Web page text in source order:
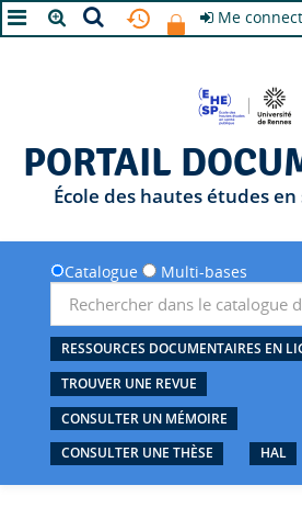
Me
PORTAIL
École des hautes études
Catalogue Multi-bases
RESSOURCES DOCUMENTAIRES EN
TROUVER UNE REVUE
CONSULTER UN MÉMOIRE
CONSULTER UNE THÈSE
HAL